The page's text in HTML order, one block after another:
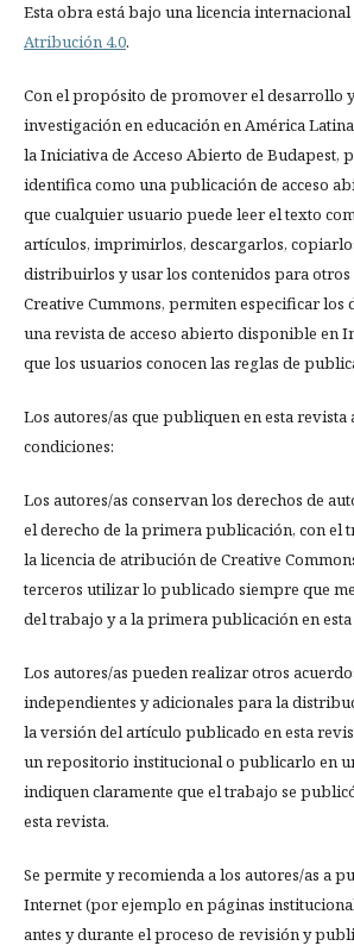
Esta obra está bajo una licencia internacional
Atribución 4.0.
Con el propósito de promover el desarrollo
investigación en educación en América
la Iniciativa de Acceso Abierto de Budapest,
identifica como una publicación de acceso
que cualquier usuario puede leer el texto
artículos, imprimirlos, descargarlos,
distribuirlos y usar los contenidos para otros
Creative Cummons, permiten especificar los
una revista de acceso abierto disponible en
que los usuarios conocen las reglas de
Los autores/as que publiquen en esta revista
condiciones:
Los autores/as conservan los derechos de
el derecho de la primera publicación, con el
la licencia de atribución de Creative
terceros utilizar lo publicado siempre que
del trabajo y a la primera publicación en
Los autores/as pueden realizar otros
independientes y adicionales para la
la versión del artículo publicado en esta
un repositorio institucional o publicarlo en
indiquen claramente que el trabajo se
esta revista.
Se permite y recomienda a los autores/as a
Internet (por ejemplo en páginas
antes y durante el proceso de revisión y